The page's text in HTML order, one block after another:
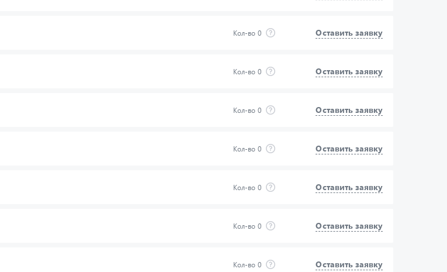
Кол-во 0 Оставить заявку
Кол-во 0 Оставить заявку
Кол-во 0 Оставить заявку
Кол-во 0 Оставить заявку
Кол-во 0 Оставить заявку
Кол-во 0 Оставить заявку
Кол-во 0 Оставить заявку